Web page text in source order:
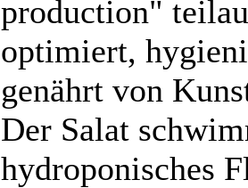
production"
optimiert,
genährt von
Der Salat
hydroponisches